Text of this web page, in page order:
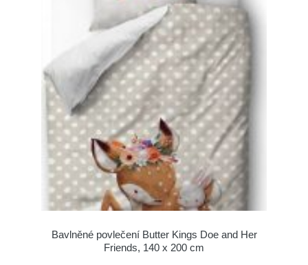
Bavlněné povlečení Butter Kings Doe and Her
Friends, 140 x 200 cm